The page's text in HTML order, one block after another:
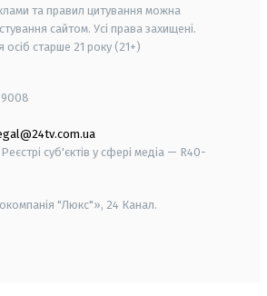
та правил цитування можна
сайтом. Усі права захищені.
осіб старше 21 року (21+)
суб'єктів у сфері медіа — R40-
"Люкс"», 24 Канал.